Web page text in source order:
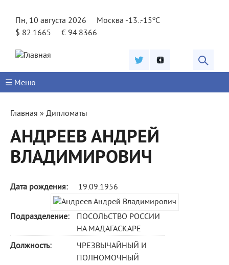
Пн, 10 августа 2026
Москва -13..-15oC
$ 82.1665
€ 94.8366
☰ Меню
Вы
здесь
Главная » Дипломаты
АНДРЕЕВ АНДРЕЙ
ВЛАДИМИРОВИЧ
Дата рождения: 19.09.1956
Подразделение:
ПОСОЛЬСТВО РОССИИ
НА МАДАГАСКАРЕ
Должность:
ЧРЕЗВЫЧАЙНЫЙ И
ПОЛНОМОЧНЫЙ